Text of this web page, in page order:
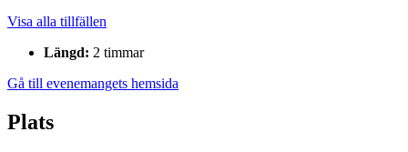
Visa alla tillfällen
Längd: 2 timmar
Gå till evenemangets hemsida
Plats